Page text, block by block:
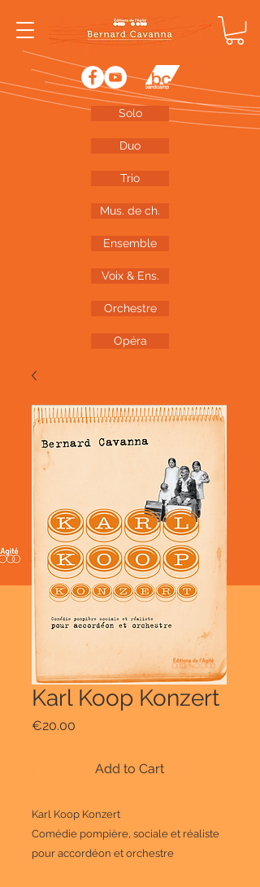
Solo
Duo
Trio
Mus. de ch.
Ensemble
Voix & Ens.
Orchestre
Opéra
Karl Koop Konzert
€20.00
Add to Cart
Karl Koop Konzert
Comédie pompière, sociale et réaliste
pour accordéon et orchestre